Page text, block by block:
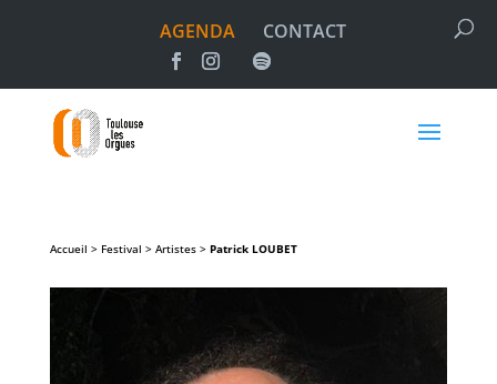
AGENDA CONTACT
Accueil > Festival > Artistes > Patrick LOUBET